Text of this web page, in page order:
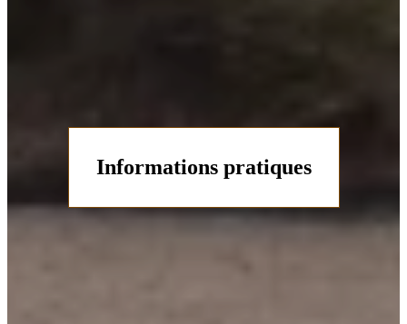
Informations pratiques